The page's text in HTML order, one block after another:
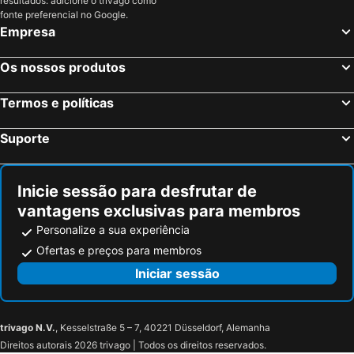
Porto Cesareo, Apúlia Hotéis
Taranto, Apúlia Hotéis
Florença, Toscana Hotéis
Bolonha, Emília-Romanha Hotéis
Palermo, Sicília Hotéis
fonte preferencial no Google.
Empresa
Os nossos produtos
Termos e políticas
Suporte
Inicie sessão para desfrutar de
vantagens exclusivas para membros
Personalize a sua experiência
Ofertas e preços para membros
Iniciar sessão
trivago N.V., Kesselstraße 5 – 7, 40221 Düsseldorf, Alemanha
Direitos autorais 2026 trivago | Todos os direitos reservados.